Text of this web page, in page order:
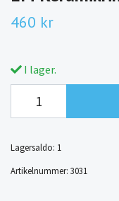
460 kr
I lager.
Lagersaldo: 1
Artikelnummer: 3031